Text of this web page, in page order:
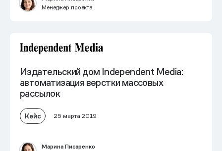
Менеджер проекта
Издательский дом Independent Media:
автоматизация верстки массовых
рассылок
Кейс 25 марта 2019
Марина Писаренко